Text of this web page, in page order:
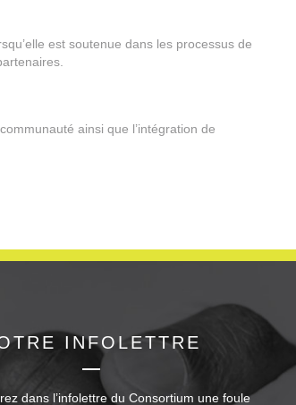
est soutenue dans les processus de
ainsi que l’intégration de
INFOLETTRE
dans l’infolettre du Consortium une foule